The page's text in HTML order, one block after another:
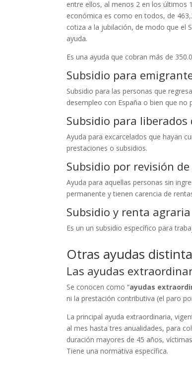
entre ellos, al menos 2 en los últimos
económica es como en todos, de
cotiza a la jubilación, de modo que el
ayuda.
Es una ayuda que cobran más de
Subsidio para
Subsidio para las personas que
desempleo con España o bien que no
Subsidio para liberados
Ayuda para excarcelados que hayan
prestaciones o subsidios.
Subsidio por revisión
Ayuda para aquellas personas sin
permanente y tienen carencia de
Subsidio y renta agraria
Es un un subsidio específico para
Otras ayudas
Las ayudas
Se conocen como “ayudas
ni la prestación contributiva (el paro
La principal ayuda extraordinaria,
al mes hasta tres anualidades, para
duración mayores de 45 años,
Tiene una normativa específica.